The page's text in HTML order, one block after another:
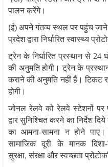
पालन करेंगे।
(ई) अपने गंतव्य स्थल पर पहुंच
प्रदेश द्वारा निर्धारित स्वास्थ्य
ट्रेन के निर्धारित प्रस्थान से 24
की अनुमति होगी। ट्रेन के
कराने की अनुमति नहीं है। टिकट
होगी।
जोनल रेलवे को रेलवे स्टेशनों
द्वार सुनिश्चित करने का निर्देश
का आमना-सामना न होने
सामाजिक दूरी के मानक दिशा-
सुरक्षा,संरक्षा और स्वच्छता